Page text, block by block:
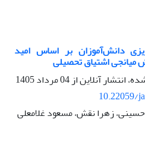
دانش‌آموزان بر اساس امید
میانجی اشتیاق تحصیلی
انتشار آنلاین از04 مرداد 1405
10.22059/
زهرا نقش، مسعود غلامعلی